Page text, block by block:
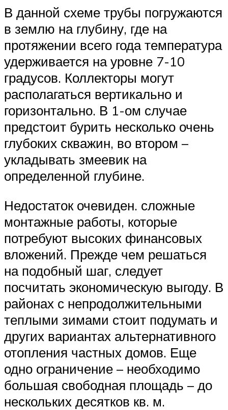
В данной схеме трубы погружаются
в землю на глубину, где на
протяжении всего года температура
удерживается на уровне 7-10
градусов. Коллекторы могут
располагаться вертикально и
горизонтально. В 1-ом случае
предстоит бурить несколько очень
глубоких скважин, во втором –
укладывать змеевик на
определенной глубине.
Недостаток очевиден. сложные
монтажные работы, которые
потребуют высоких финансовых
вложений. Прежде чем решаться
на подобный шаг, следует
посчитать экономическую выгоду. В
районах с непродолжительными
теплыми зимами стоит подумать и
других вариантах альтернативного
отопления частных домов. Еще
одно ограничение – необходимо
большая свободная площадь – до
нескольких десятков кв. м.